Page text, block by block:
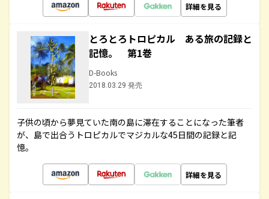
詳細を見る
とろとろトロピカル ある旅の記録と
記憶。 第1巻
D-Books
2018.03.29 発売
子供の頃から夢見ていた南の島に滞在することになった筆者
が、島で出合うトロピカルでマジカルな45日間の記録と記
憶。
詳細を見る